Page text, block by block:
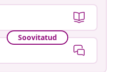
Soovitatud